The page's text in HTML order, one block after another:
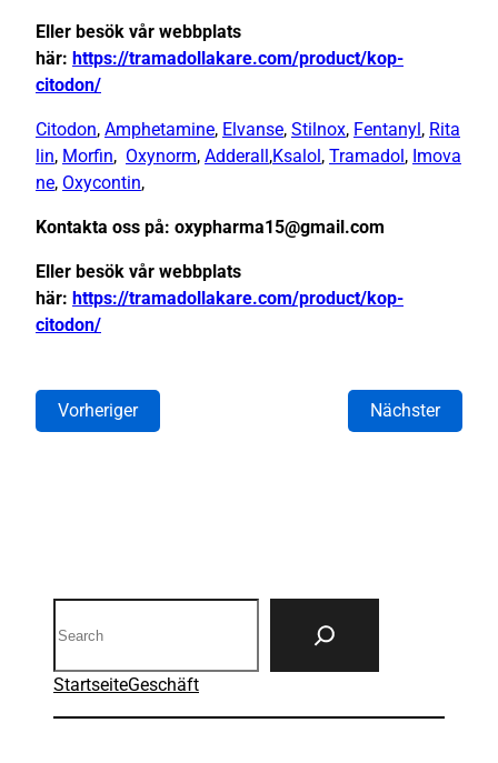
Eller besök vår webbplats
här: https://tramadollakare.com/product/kop-
citodon/
Citodon, Amphetamine, Elvanse, Stilnox, Fentanyl , Rita
lin, Morfin, Oxynorm, Adderall ,Ksalol , Tramadol , Imova
ne, Oxycontin,
Kontakta oss på: oxypharma15@gmail.com
Eller besök vår webbplats
här: https://tramadollakare.com/product/kop-
citodon/
Vorheriger Nächster
StartseiteGeschäft